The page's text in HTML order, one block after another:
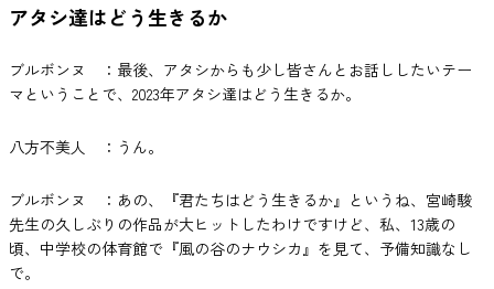
アタシ達はどう生きるか
ブルボンヌ ：最後、アタシからも少し皆さんとお話ししたいテー
マということで、2023年アタシ達はどう生きるか。
八方不美人 ：うん。
ブルボンヌ ：あの、『君たちはどう生きるか』というね、宮崎駿
先生の久しぶりの作品が大ヒットしたわけですけど、私、13歳の
頃、中学校の体育館で『風の谷のナウシカ』を見て、予備知識なし
で。